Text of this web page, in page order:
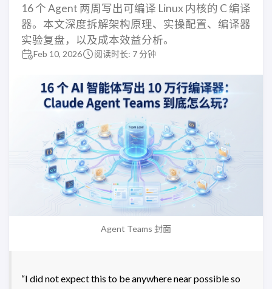
16 个 Agent 两周写出可编译 Linux 内核的 C 编译
器。本文深度拆解架构原理、实操配置、编译器
实验复盘，以及成本效益分析。
Feb 10, 2026 阅读时长: 7 分钟
Agent Teams 封面
“I did not expect this to be anywhere near possible so